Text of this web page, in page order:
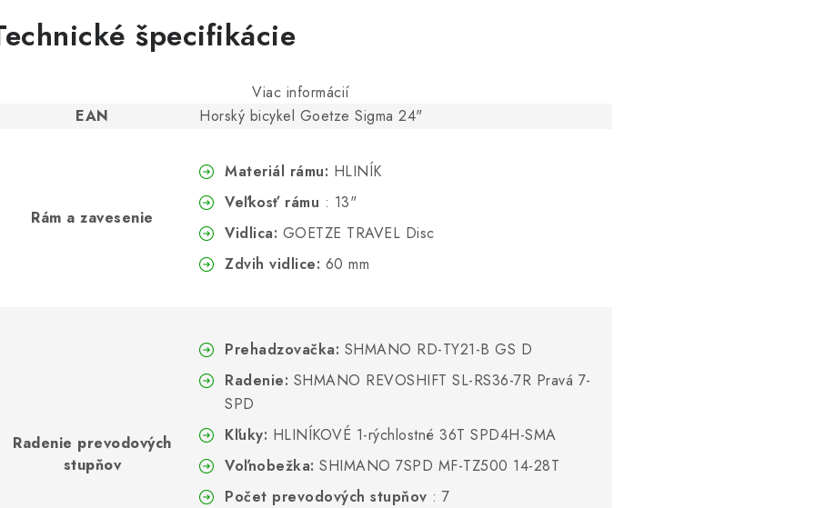
špecifikácie
Viac informácií
EAN
Horský bicykel Goetze Sigma 24"
Rám a zavesenie
Materiál rámu: HLINÍK
Veľkosť rámu : 13"
Vidlica: GOETZE TRAVEL Disc
Zdvih vidlice: 60 mm
Radenie prevodových
stupňov
Prehadzovačka: SHMANO RD-TY21-B GS D
Radenie: SHMANO REVOSHIFT SL-RS36-7R Pravá 7-
SPD
Kľuky: HLINÍKOVÉ 1-rýchlostné 36T SPD4H-SMA
Voľnobežka: SHIMANO 7SPD MF-TZ500 14-28T
Počet prevodových stupňov : 7